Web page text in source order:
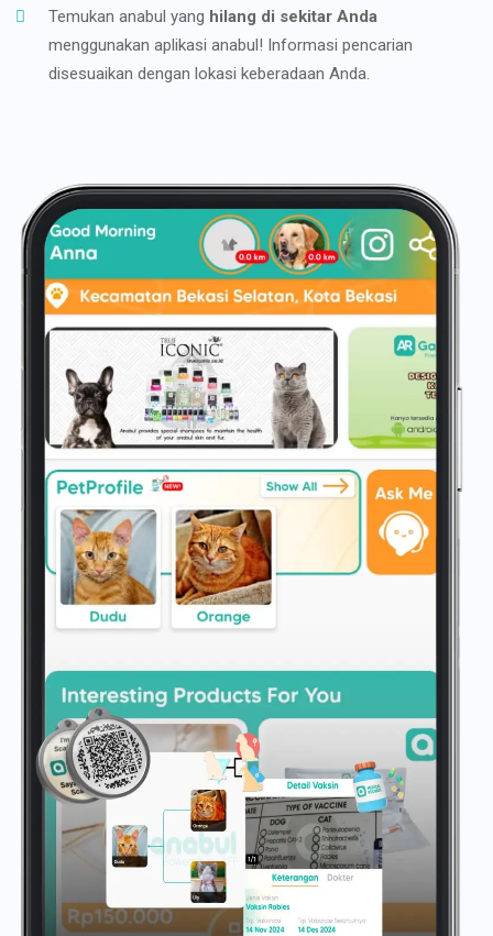
Temukan anabul yang hilang di sekitar Anda
menggunakan aplikasi anabul! Informasi pencarian
disesuaikan dengan lokasi keberadaan Anda.